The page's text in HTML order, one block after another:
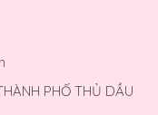
PHỐ THỦ DẦU